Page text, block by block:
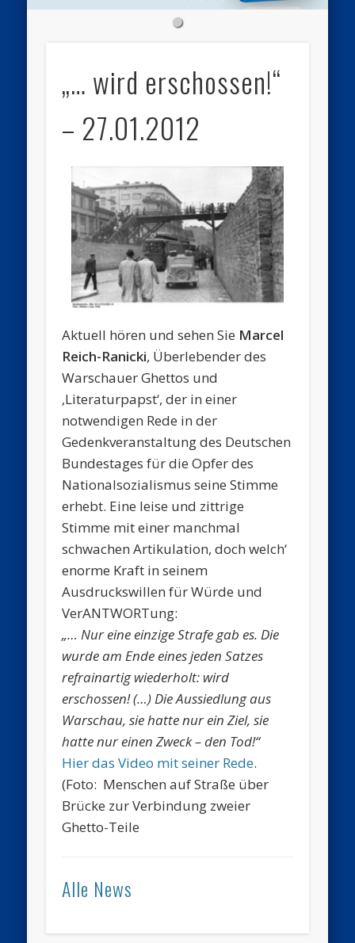
„… wird erschossen!“
– 27.01.2012
Aktuell hören und sehen Sie Marcel
Reich-Ranicki, Überlebender des
Warschauer Ghettos und
‚Literaturpapst‘, der in einer
notwendigen Rede in der
Gedenkveranstaltung des Deutschen
Bundestages für die Opfer des
Nationalsozialismus seine Stimme
erhebt. Eine leise und zittrige
Stimme mit einer manchmal
schwachen Artikulation, doch welch‘
enorme Kraft in seinem
Ausdruckswillen für Würde und
VerANTWORTung:
„… Nur eine einzige Strafe gab es. Die
wurde am Ende eines jeden Satzes
refrainartig wiederholt: wird
erschossen! (…) Die Aussiedlung aus
Warschau, sie hatte nur ein Ziel, sie
hatte nur einen Zweck – den Tod!“
Hier das Video mit seiner Rede.
(Foto: Menschen auf Straße über
Brücke zur Verbindung zweier
Ghetto-Teile
Alle News